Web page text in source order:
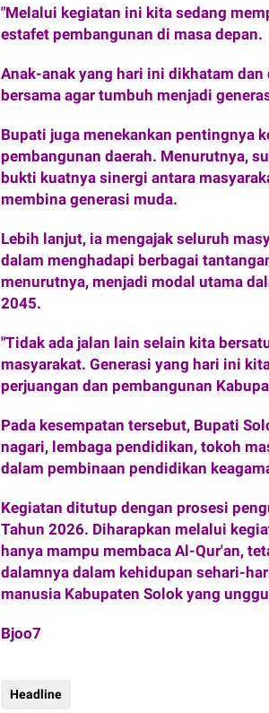
‎"Melalui kegiatan ini kita sedang
estafet pembangunan di masa depan.
Anak-anak yang hari ini dikhatam
bersama agar tumbuh menjadi
‎Bupati juga menekankan pentingnya
pembangunan daerah. Menurutnya,
bukti kuatnya sinergi antara
membina generasi muda.
‎Lebih lanjut, ia mengajak seluruh
dalam menghadapi berbagai
menurutnya, menjadi modal utama
2045.
‎"Tidak ada jalan lain selain kita
masyarakat. Generasi yang hari ini
perjuangan dan pembangunan
‎Pada kesempatan tersebut, Bupati
nagari, lembaga pendidikan, tokoh
dalam pembinaan pendidikan
‎Kegiatan ditutup dengan prosesi
Tahun 2026. Diharapkan melalui
hanya mampu membaca Al-Qur'an,
dalamnya dalam kehidupan sehari-
manusia Kabupaten Solok yang
Bjoo7
Headline